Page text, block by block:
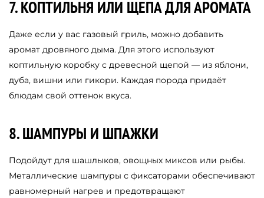
7. КОПТИЛЬНЯ ИЛИ ЩЕПА ДЛЯ АРОМАТА
Даже если у вас газовый гриль, можно добавить
аромат дровяного дыма. Для этого используют
коптильную коробку с древесной щепой — из яблони,
дуба, вишни или гикори. Каждая порода придаёт
блюдам свой оттенок вкуса.
8. ШАМПУРЫ И ШПАЖКИ
Подойдут для шашлыков, овощных миксов или рыбы.
Металлические шампуры с фиксаторами обеспечивают
равномерный нагрев и предотвращают